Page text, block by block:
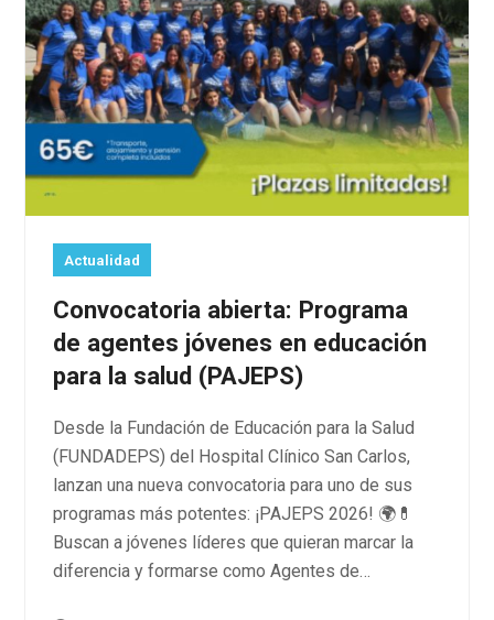
Actualidad
Convocatoria abierta: Programa
de agentes jóvenes en educación
para la salud (PAJEPS)
Desde la Fundación de Educación para la Salud
(FUNDADEPS) del Hospital Clínico San Carlos,
lanzan una nueva convocatoria para uno de sus
programas más potentes: ¡PAJEPS 2026! 🌍💊
Buscan a jóvenes líderes que quieran marcar la
diferencia y formarse como Agentes de…